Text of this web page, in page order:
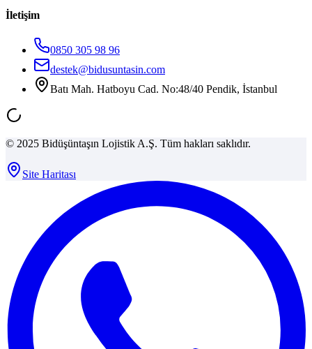
İletişim
0850 305 98 96
destek@bidusuntasin.com
Batı Mah. Hatboyu Cad. No:48/40 Pendik, İstanbul
© 2025 Bidüşüntaşın Lojistik A.Ş. Tüm hakları saklıdır.
Site Haritası